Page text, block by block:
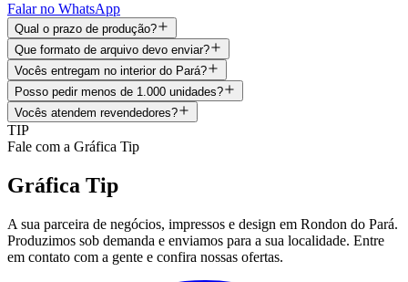
Falar no WhatsApp
Qual o prazo de produção?
Que formato de arquivo devo enviar?
Vocês entregam no interior do Pará?
Posso pedir menos de 1.000 unidades?
Vocês atendem revendedores?
TIP
Fale com a Gráfica Tip
Gráfica Tip
A sua parceira de negócios, impressos e design em Rondon do Pará.
Produzimos sob demanda e enviamos para a sua localidade. Entre
em contato com a gente e confira nossas ofertas.